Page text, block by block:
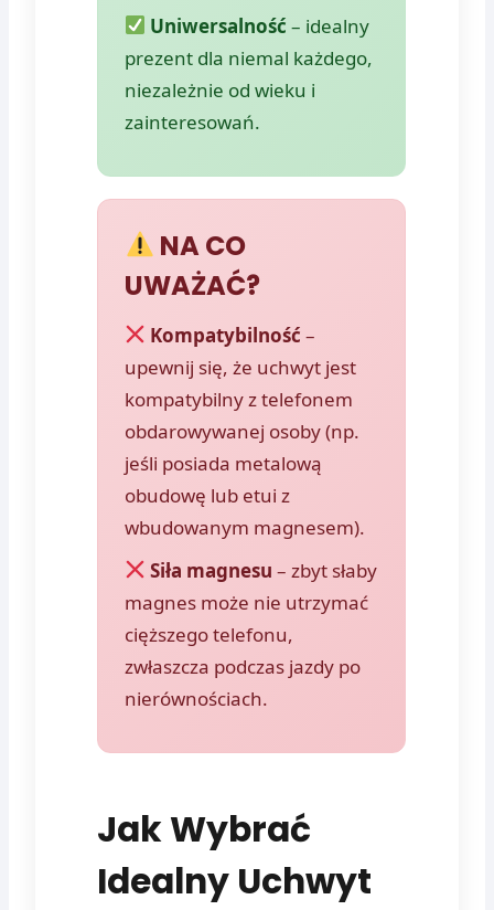
Uniwersalność – idealny
prezent dla niemal każdego,
niezależnie od wieku i
zainteresowań.
NA CO
UWAŻAĆ?
Kompatybilność –
upewnij się, że uchwyt jest
kompatybilny z telefonem
obdarowywanej osoby (np.
jeśli posiada metalową
obudowę lub etui z
wbudowanym magnesem).
Siła magnesu – zbyt słaby
magnes może nie utrzymać
cięższego telefonu,
zwłaszcza podczas jazdy po
nierównościach.
Jak Wybrać
Idealny Uchwyt